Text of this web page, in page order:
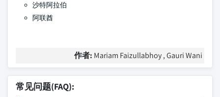
沙特阿拉伯
阿联酋
作者: Mariam Faizullabhoy , Gauri Wani
常见问题(FAQ):